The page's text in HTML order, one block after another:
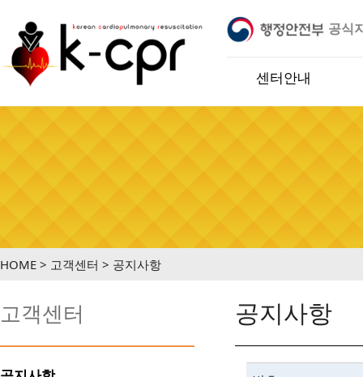
공식
※ 케이씨피알교육센터는 행정안전부 어린
기관 입니다.
센터안내
HOME > 고객센터 > 공지사항
고객센터 공지사항